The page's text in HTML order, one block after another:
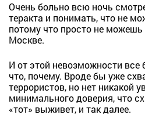
Очень больно всю ночь
теракта и понимать, что не
потому что просто не
Москве.
И от этой невозможности
что, почему. Вроде бы уже
террористов, но нет никакой
минимального доверия, что
«тот» выживет, и так далее.